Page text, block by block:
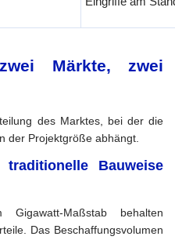
Märkte, zwei
des Marktes, bei der die
der Projektgröße abhängt.
traditionelle Bauweise
Gigawatt-Maßstab behalten
Das Beschaffungsvolumen